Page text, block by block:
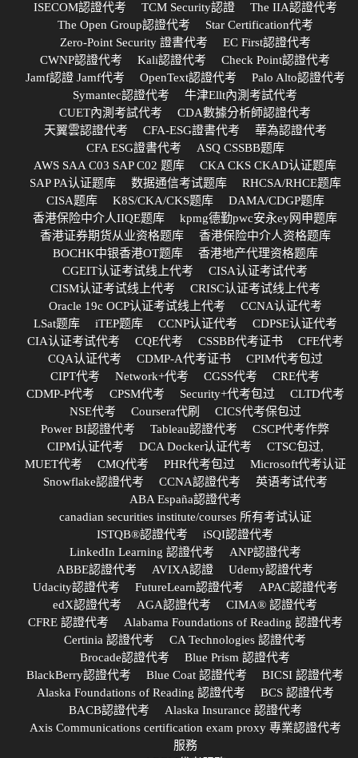
ISECOM認證代考
TCM Security認證
The IIA認證代考
The Open Group認證代考
Star Certification代考
Zero-Point Security 證書代考
EC First認證代考
CWNP認證代考
Kali認證代考
Check Point認證代考
Jamf認證 Jamf代考
OpenText認證代考
Palo Alto認證代考
Symantec認證代考
牛津Ellt內測考試代考
CUET內測考試代考
CDA數據分析師認證代考
天翼雲認證代考
CFA-ESG證書代考
華為認證代考
CFA ESG證書代考
ASQ CSSBB题库
AWS SAA C03 SAP C02 题库
CKA CKS CKAD认证题库
SAP PA认证题库
数据通信考试题库
RHCSA/RHCE题库
CISA题库
K8S/CKA/CKS题库
DAMA/CDGP题库
香港保险中介人IIQE题库
kpmg德勤pwc安永ey网申题库
香港证券期货从业资格题库
香港保险中介人资格题库
BOCHK中银香港OT题库
香港地产代理资格题库
CGEIT认证考试线上代考
CISA认证考试代考
CISM认证考试线上代考
CRISC认证考试线上代考
Oracle 19c OCP认证考试线上代考
CCNA认证代考
LSat题库
iTEP题库 CCNP认证代考
CDPSE认证代考
CIA认证考试代考
CQE代考 CSSBB代考证书
CFE代考
CQA认证代考
CDMP-A代考证书
CPIM代考包过
CIPT代考
Network+代考 CGSS代考
CRE代考
CDMP-P代考
CPSM代考 Security+代考包过
CLTD代考
NSE代考
Coursera代刷
CICS代考保包过
Power BI認證代考
Tableau認證代考
CSCP代考作弊
CIPM认证代考
DCA Docker认证代考
CTSC包过,
MUET代考
CMQ代考 PHR代考包过
Microsoft代考认证
Snowflake認證代考
CCNA認證代考
英语考试代考
ABA España認證代考
canadian securities institute/courses 所有考试认证
ISTQB®認證代考
iSQI認證代考
LinkedIn Learning 認證代考
ANP認證代考
ABBE認證代考
AVIXA認證
Udemy認證代考
Udacity認證代考
FutureLearn認證代考
APAC認證代考
edX認證代考
AGA認證代考
CIMA® 認證代考
CFRE 認證代考
Alabama Foundations of Reading 認證代考
Certinia 認證代考
CA Technologies 認證代考
Brocade認證代考
Blue Prism 認證代考
BlackBerry認證代考
Blue Coat 認證代考
BICSI 認證代考
Alaska Foundations of Reading 認證代考
BCS 認證代考
BACB認證代考
Alaska Insurance 認證代考
Axis Communications certification exam proxy 專業認證代考
服務